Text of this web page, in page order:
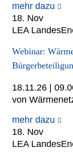
mehr dazu
18. Nov
LEA
Webinar:
18.11.26 |
von
mehr dazu
18. Nov
LEA